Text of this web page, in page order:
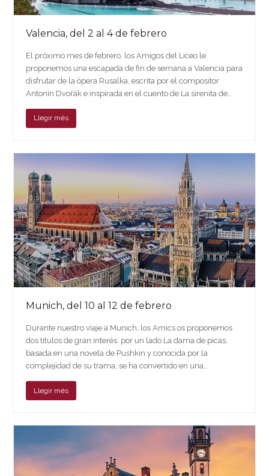
Valencia, del 2 al 4 de febrero
El próximo mes de febrero, los Amigos del Liceo le
proponemos una escapada de fin de semana a Valencia para
disfrutar de la ópera Rusalka, escrita por el compositor
Antonín Dvořák e inspirada en el cuento de La sirenita de…
Llegir més
Munich, del 10 al 12 de febrero
Durante nuestro viaje a Munich, los Amics os proponemos
dos títulos de gran interés: por un lado La dama de picas,
basada en una novela de Pushkin y conocida por la
complejidad de su trama, se ha convertido en una…
Llegir més